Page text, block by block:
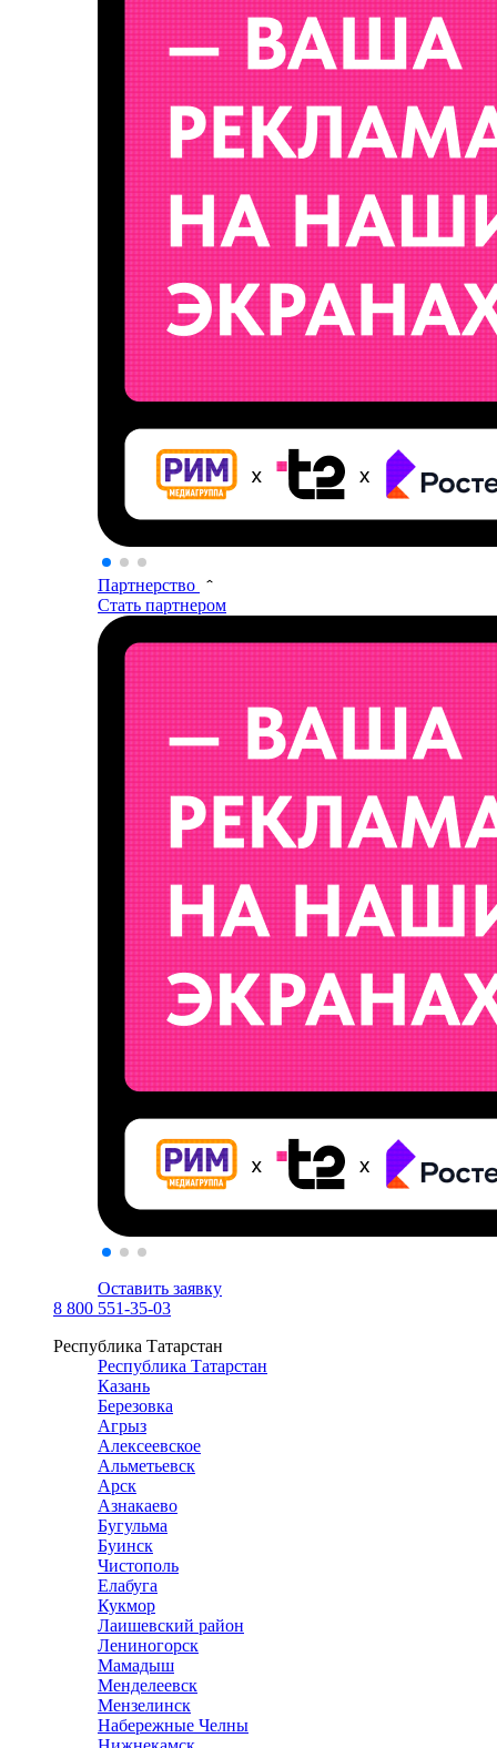
Партнерство
Стать партнером
Оставить заявку
8 800 551-35-03
Республика Татарстан
Республика Татарстан
Казань
Березовка
Агрыз
Алексеевское
Альметьевск
Арск
Азнакаево
Бугульма
Буинск
Чистополь
Елабуга
Кукмор
Лаишевский район
Лениногорск
Мамадыш
Менделеевск
Мензелинск
Набережные Челны